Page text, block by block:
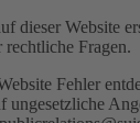
dieser Website
rechtliche Fragen.
Fehler
ungesetzliche